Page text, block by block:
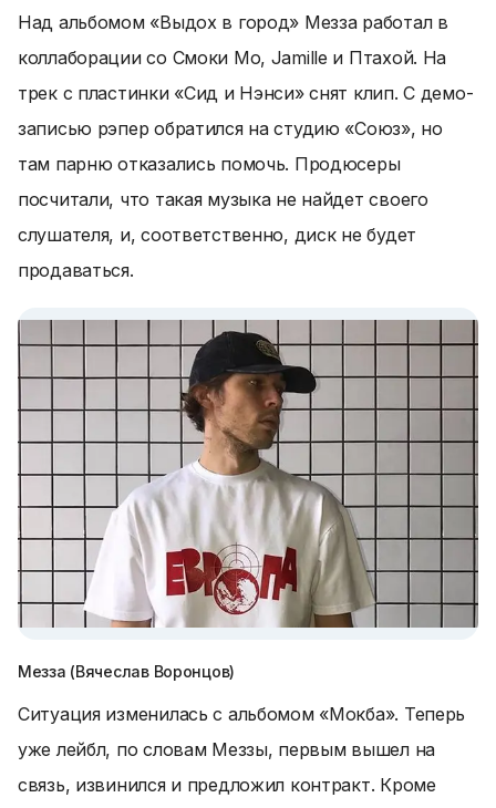
Над альбомом «Выдох в город» Мезза работал в
коллаборации со Смоки Мо, Jamille и Птахой. На
трек с пластинки «Сид и Нэнси» снят клип. С демо-
записью рэпер обратился на студию «Союз», но
там парню отказались помочь. Продюсеры
посчитали, что такая музыка не найдет своего
слушателя, и, соответственно, диск не будет
продаваться.
Мезза (Вячеслав Воронцов)
Ситуация изменилась с альбомом «Мокба». Теперь
уже лейбл, по словам Меззы, первым вышел на
связь, извинился и предложил контракт. Кроме